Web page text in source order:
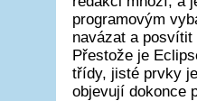
programovým
navázat a
Přestože je
třídy, jisté prvky
objevují dokonce